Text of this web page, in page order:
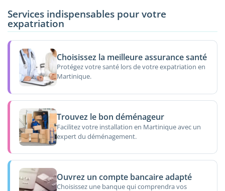
Services indispensables pour votre
expatriation
Choisissez la meilleure assurance santé
Protégez votre santé lors de votre expatriation en
Martinique.
Trouvez le bon déménageur
Facilitez votre installation en Martinique avec un
expert du déménagement.
Ouvrez un compte bancaire adapté
Choisissez une banque qui comprendra vos